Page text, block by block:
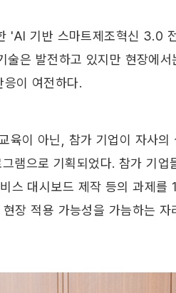
'AI 기반 스마트제조혁신 3.0
술은 발전하고 있지만 현장에
이 여전하다.
육이 아닌, 참가 기업이 자사
그램으로 기획되었다. 참가 기
대시보드 제작 등의 과제를
장 적용 가능성을 가늠하는 자